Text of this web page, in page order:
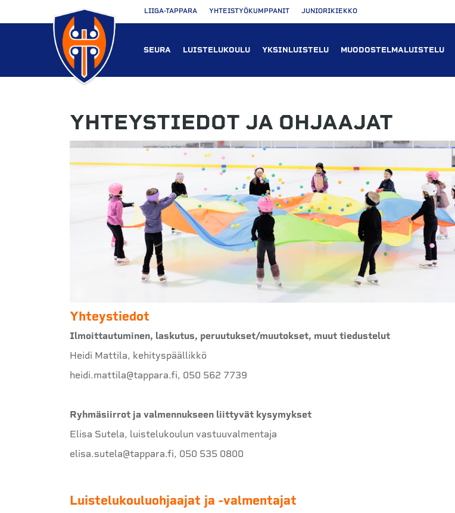
LIIGA-TAPPARA YHTEISTYÖKUMPPANIT JUNIORIKIEKKO
SEURA LUISTELUKOULU YKSINLUISTELU MUODOSTELMALUISTELU
YHTEYSTIEDOT JA OHJAAJAT
Yhteystiedot
Ilmoittautuminen, laskutus, peruutukset/muutokset, muut tiedustelut
Heidi Mattila, kehityspäällikkö
heidi.mattila@tappara.fi, 050 562 7739
Ryhmäsiirrot ja valmennukseen liittyvät kysymykset
Elisa Sutela, luistelukoulun vastuuvalmentaja
elisa.sutela@tappara.fi, 050 535 0800
Luistelukouluohjaajat ja -valmentajat